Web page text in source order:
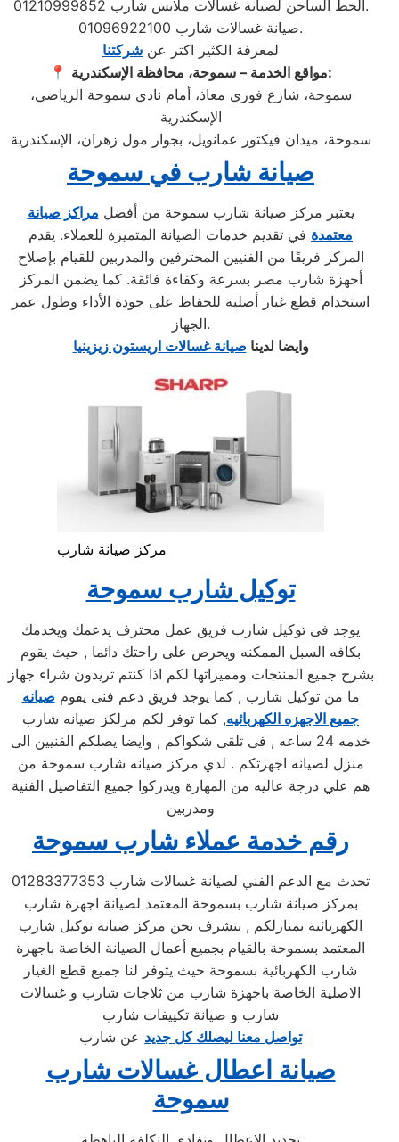
الخط الساخن لصيانة غسالات ملابس شارب 01210999852.
صيانة غسالات شارب 01096922100.
لمعرفة الكثير اكتر عن شركتنا
📍
مواقع الخدمة – سموحة، محافظة الإسكندرية:
سموحة، شارع فوزي معاذ، أمام نادي سموحة الرياضي،
الإسكندرية
سموحة، ميدان فيكتور عمانويل، بجوار مول زهران، الإسكندرية
صيانة شارب في سموحة
يعتبر مركز صيانة شارب سموحة من أفضل مراكز صيانة
معتمدة في تقديم خدمات الصيانة المتميزة للعملاء. يقدم
المركز فريقًا من الفنيين المحترفين والمدربين للقيام بإصلاح
أجهزة شارب مصر بسرعة وكفاءة فائقة. كما يضمن المركز
استخدام قطع غيار أصلية للحفاظ على جودة الأداء وطول عمر
الجهاز.
وايضا لدينا صيانة غسالات اريستون زيزينيا
مركز صيانة شارب
توكيل شارب سموحة
يوجد فى توكيل شارب فريق عمل محترف يدعمك ويخدمك
بكافه السبل الممكنه ويحرص على راحتك دائما , حيث يقوم
بشرح جميع المنتجات ومميزاتها لكم اذا كنتم تريدون شراء جهاز
ما من توكيل شارب , كما يوجد فريق دعم فنى يقوم صيانه
جميع الاجهزه الكهربائيه, كما توفر لكم مرلكز صيانه شارب
خدمه 24 ساعه , فى تلقى شكواكم , وايضا يصلكم الفنيين الى
منزل لصيانه اجهزتكم . لدي مركز صيانه شارب سموحة من
هم علي درجة عاليه من المهارة ويدركوا جميع التفاصيل الفنية
ومدربين
رقم خدمة عملاء شارب سموحة
تحدث مع الدعم الفني لصيانة غسالات شارب 01283377353
بمركز صيانة شارب بسموحة المعتمد لصيانة اجهزة شارب
الكهربائية بمنازلكم , نتشرف نحن مركز صيانة توكيل شارب
المعتمد بسموحة بالقيام بجميع أعمال الصيانة الخاصة باجهزة
شارب الكهربائية بسموحة حيث يتوفر لنا جميع قطع الغيار
الاصلية الخاصة باجهزة شارب من ثلاجات شارب و غسالات
شارب و صيانة تكييفات شارب
تواصل معنا ليصلك كل جديد عن شارب
صيانة اعطال غسالات شارب
سموحة